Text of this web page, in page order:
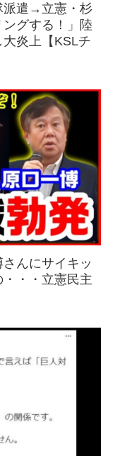
派遣→立憲・杉
グする！」陸
炎上【KSLチ
さんにサイキッ
・・立憲民主